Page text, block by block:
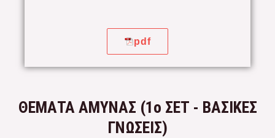
pdf
ΘΕΜΑΤΑ ΑΜΥΝΑΣ (1ο ΣΕΤ - ΒΑΣΙΚΕΣ
ΓΝΩΣΕΙΣ)